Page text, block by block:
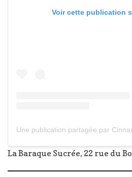
Voir cette publication
La Baraque Sucrée, 22 rue du